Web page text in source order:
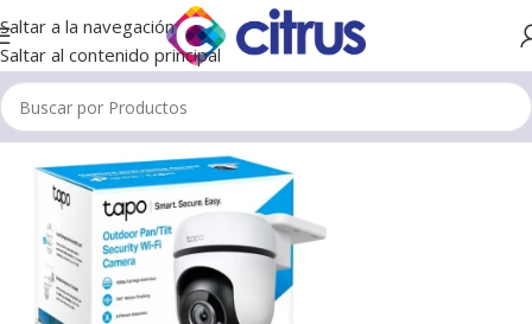
Saltar a la navegación
Saltar al contenido principal
Inicio/Camaras